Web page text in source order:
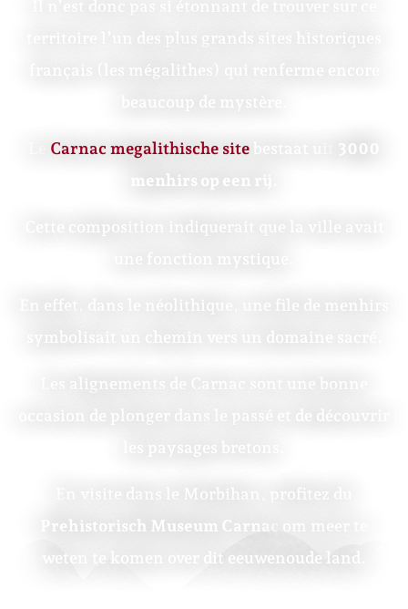
territoire l’un des plus grands sites historiques
français (les mégalithes) qui renferme encore
Carnac megalithische site
3000
menhirs op een rij
Cette composition indiquerait que la ville avait
En effet, dans le néolithique, une file de menhirs
Les alignements de Carnac sont une bonne
En visite dans le Morbihan, profitez du
Prehistorisch Museum Carnac
weten te komen over dit eeuwenoude land.